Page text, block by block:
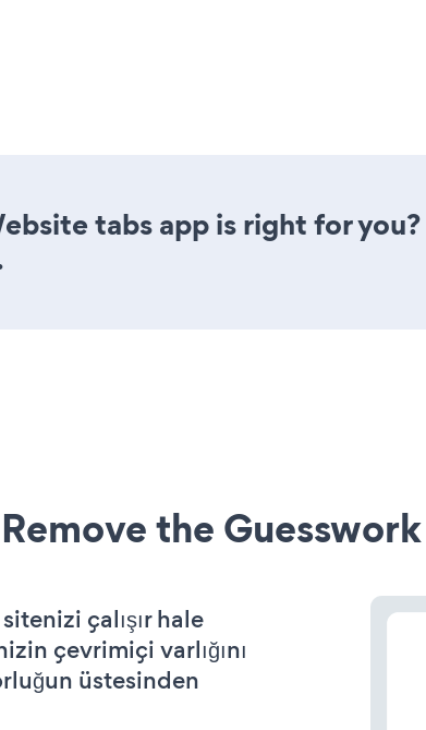
tabs app is right for
Remove the
çalışır hale
çevrimiçi varlığını
üstesinden